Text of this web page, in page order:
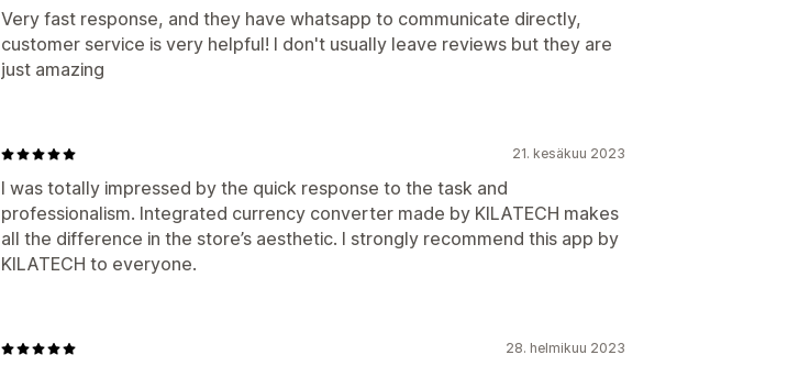
Very fast response, and they have whatsapp to communicate directly,
customer service is very helpful! I don't usually leave reviews but they are
just amazing
21. kesäkuu 2023
I was totally impressed by the quick response to the task and
professionalism. Integrated currency converter made by KILATECH makes
all the difference in the store’s aesthetic. I strongly recommend this app by
KILATECH to everyone.
28. helmikuu 2023